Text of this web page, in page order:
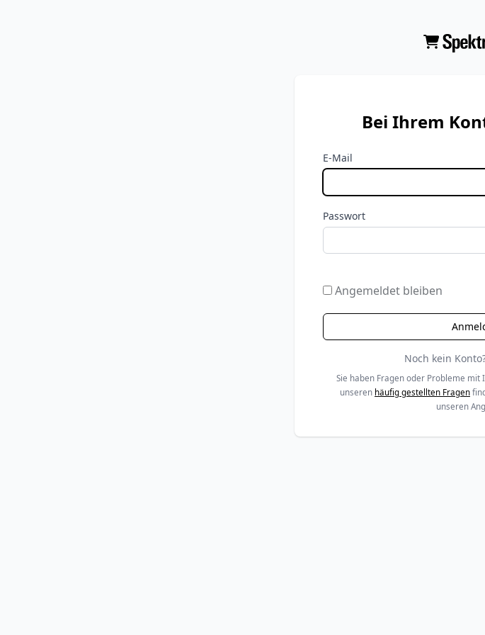
Bei Ihrem
E-Mail
Passwort
Angemeldet bleiben
Noch kein
Sie haben Fragen oder Probleme mit
unseren häufig gestellten Fragen
unseren